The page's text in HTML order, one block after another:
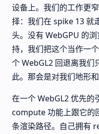
设备上。我们的工作更
择：我们在 spike 13 就
头。没有 WebGPU 的
持，我们把这个当作一
个 WebGL2 回退离我们
此。那会是对我们地形
在一个 WebGL2 优先的
compute 功能上跟它的
条渲染路径。自己拥有